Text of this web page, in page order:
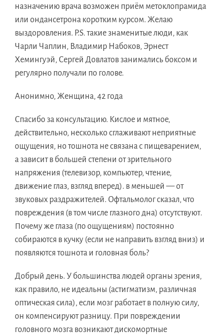
назначению врача возможен приём метоклопрамида
или ондансетрона коротким курсом. Желаю
выздоровления. P.S. такие знаменитые люди, как
Чарли Чаплин, Владимир Набоков, Эрнест
Хемингуэй, Сергей Довлатов занимались боксом и
регулярно получали по голове.
Анонимно, Женщина, 42 года
Спасибо за консультацию. Кислое и мятное,
действительно, несколько сглаживают неприятные
ощущения, но тошнота не связана с пищеварением,
а зависит в большей степени от зрительного
напряжения (телевизор, компьютер, чтение,
движение глаз, взгляд вперед). в меньшей — от
звуковых раздражителей. Офтальмолог сказал, что
повреждения (в том числе глазного дна) отсутствуют.
Почему же глаза (по ощущениям) постоянно
собираются в кучку (если не направить взгляд вниз) и
появляются тошнота и головная боль?
Добрый день. У большинства людей органы зрения,
как правило, не идеальны (астигматизм, различная
оптическая сила), если мозг работает в полную силу,
он компенсируют разницу. При повреждении
головного мозга возникают дискомортные